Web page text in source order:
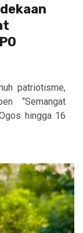
patriotisme,
“Semangat
hingga 16